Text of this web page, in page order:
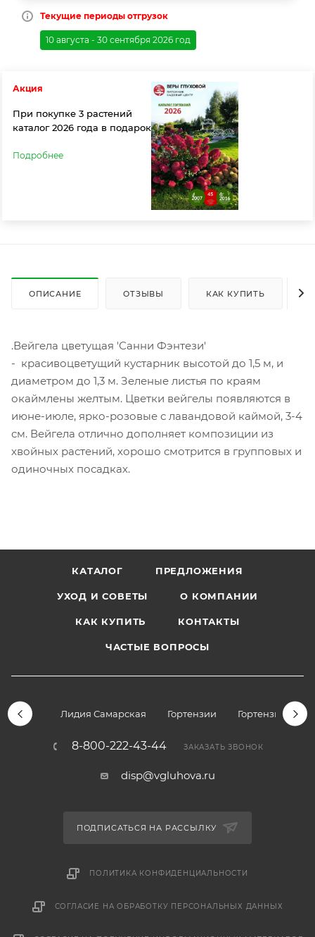
Текущие периоды отгрузок
10 августа - 30 сентября 2026 год
Акция
При покупке 3 растений
каталог 2026 года в подарок
Подробнее
ОПИСАНИЕ ОТЗЫВЫ КАК КУПИТЬ
.Вейгела цветущая 'Санни Фэнтези'
- красивоцветущий кустарник высотой до 1,5 м, и
диаметром до 1,3 м. Зеленые листья по краям
окаймлены желтым. Цветки вейгелы появляются в
июне-июле, ярко-розовые с лавандовой каймой, 3-4
см. Вейгела отлично дополняет композиции из
хвойных растений, хорошо смотрится в групповых и
одиночных посадках.
КАТАЛОГ ПРЕДЛОЖЕНИЯ
УХОД И СОВЕТЫ О КОМПАНИИ
КАК КУПИТЬ КОНТАКТЫ
ЧАСТЫЕ ВОПРОСЫ
Лидия Самарская Гортензии Гортензии
8-800-222-43-44 ЗАКАЗАТЬ ЗВОНОК
disp@vgluhova.ru
ПОДПИСАТЬСЯ НА РАССЫЛКУ
ПОЛИТИКА КОНФИДЕНЦИАЛЬНОСТИ
СОГЛАСИЕ НА ОБРАБОТКУ ПЕРСОНАЛЬНЫХ ДАННЫХ